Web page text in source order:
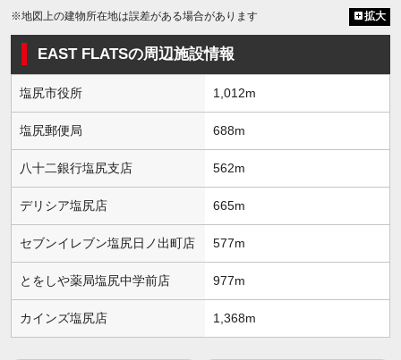
※地図上の建物所在地は誤差がある場合があります 拡大
EAST FLATSの周辺施設情報
塩尻市役所 1,012m
塩尻郵便局 688m
八十二銀行塩尻支店 562m
デリシア塩尻店 665m
セブンイレブン塩尻日ノ出町店 577m
とをしや薬局塩尻中学前店 977m
カインズ塩尻店 1,368m